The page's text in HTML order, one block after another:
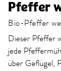
Pfeffer
Bio-Pfeffer
Dieser Pfeffer
jede
über Geflügel,